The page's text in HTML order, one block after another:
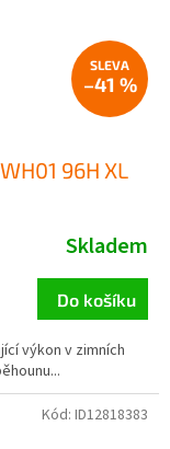
–41 %
96H XL
Skladem
Do košíku
výkon v zimních
Kód: ID12818383